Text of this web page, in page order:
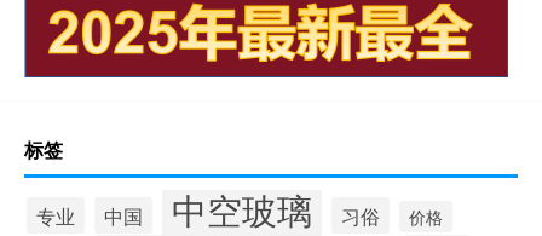
标签
专业 中国 中空玻璃 习俗 价格